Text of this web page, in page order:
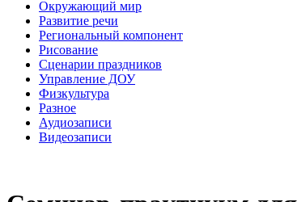
Окружающий мир
Развитие речи
Региональный компонент
Рисование
Сценарии праздников
Управление ДОУ
Физкультура
Разное
Аудиозаписи
Видеозаписи